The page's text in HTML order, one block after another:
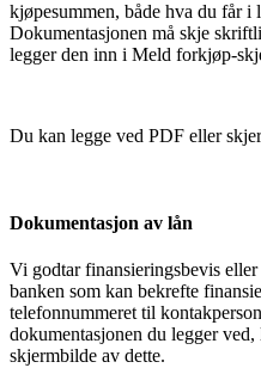
kjøpesummen, både hva du får i
Dokumentasjonen må skje
legger den inn i Meld forkjøp-
Du kan legge ved PDF eller
Dokumentasjon av lån
Vi godtar finansieringsbevis
banken som kan bekrefte
telefonnummeret til
dokumentasjonen du legger
skjermbilde av dette.